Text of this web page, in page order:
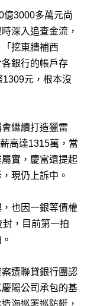
億3000多萬元尚
深入追查金流，
挖東牆補西
銀行的帳戶存
元，根本沒
繼續打造獵雷
高達1315萬，當
實，慶富還提起
現仍上訴中。
也因一銀等債權
，目前第一拍
遭聯貸銀行團認
陽公司承包的基